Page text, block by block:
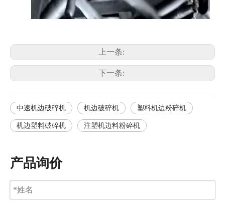
上一条:
下一条:
中速机边破碎机 机边破碎机 塑料机边粉碎机
机边塑料破碎机 注塑机边料粉碎机
产品询价